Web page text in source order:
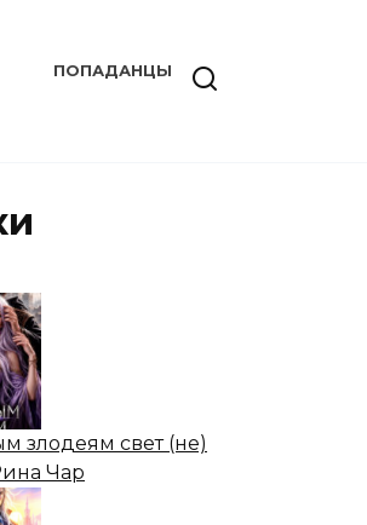
ПОПАДАНЦЫ
злодеям свет (не)
Чар